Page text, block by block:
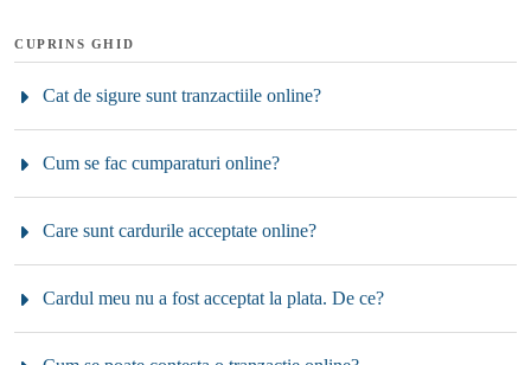
CUPRINS GHID
Cat de sigure sunt tranzactiile online?
Cum se fac cumparaturi online?
Care sunt cardurile acceptate online?
Cardul meu nu a fost acceptat la plata. De ce?